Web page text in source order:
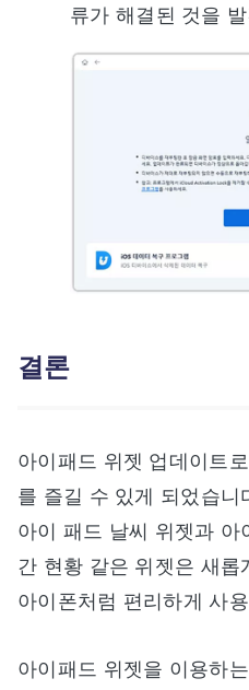
류가 해결된 것을
결론
아이패드 위젯 업데이트
를 즐길 수 있게 되었습니
아이 패드 날씨 위젯과 아
간 현황 같은 위젯은 새롭
아이폰처럼 편리하게 사
아이패드 위젯을 이용하